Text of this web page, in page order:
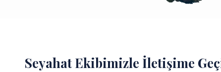
Seyahat Ekibimizle İletişime